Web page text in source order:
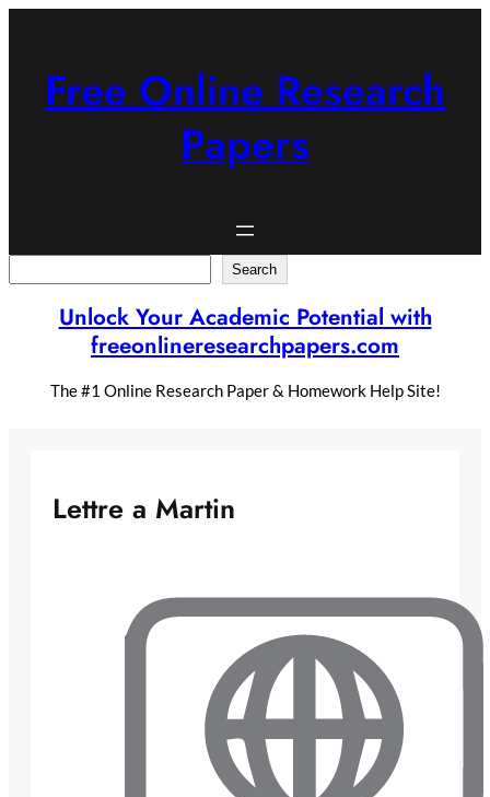
Free Online Research
Papers
Search
Unlock Your Academic Potential with
freeonlineresearchpapers.com
The #1 Online Research Paper & Homework Help Site!
Lettre a Martin